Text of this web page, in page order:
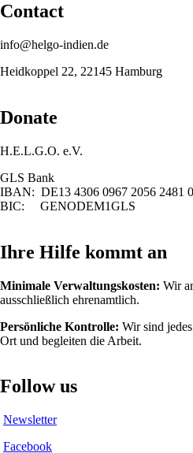
Contact
info@helgo-indien.de
Heidkoppel 22, 22145 Hamburg
Donate
H.E.L.G.O. e.V.
GLS Bank
IBAN: DE13 4306 0967 2056 2481
BIC: GENODEM1GLS
Ihre Hilfe kommt an
Minimale Verwaltungskosten: Wir
ausschließlich ehrenamtlich.
Persönliche Kontrolle: Wir sind
Ort und begleiten die Arbeit.
Follow us
Newsletter
Facebook